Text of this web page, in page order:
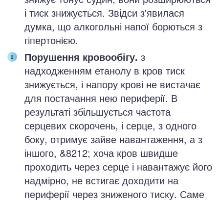
і тиск знижується. Звідси з'явилася
думка, що алкогольні напої борються з
гіпертонією.
Порушення кровообігу. з
надходженням етанолу в кров тиск
знижується, і напору крові не вистачає
для постачання нею периферії. В
результаті збільшується частота
серцевих скорочень, і серце, з одного
боку, отримує зайве навантаження, а з
іншого, &8212; хоча кров швидше
проходить через серце і навантажує його
надмірно, не встигає доходити на
периферії через зниженого тиску. Саме